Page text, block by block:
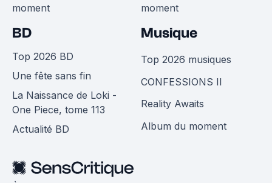
moment
moment
BD
Top 2026 BD
Une fête sans fin
La Naissance de Loki -
One Piece, tome 113
Actualité BD
Musique
Top 2026 musiques
CONFESSIONS II
Reality Awaits
Album du moment